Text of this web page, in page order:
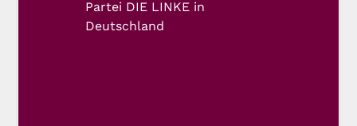
Partei DIE LINKE in
Deutschland